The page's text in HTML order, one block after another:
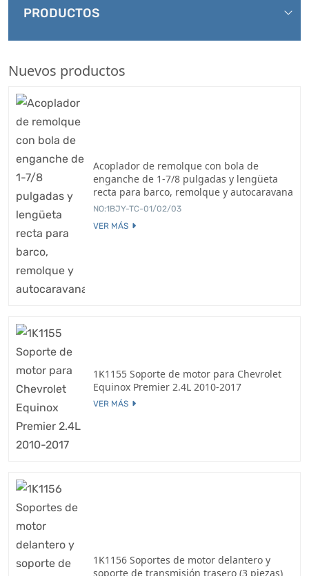
PRODUCTOS
Nuevos productos
Acoplador de remolque con bola de
enganche de 1-7/8 pulgadas y lengüeta
recta para barco, remolque y autocaravana
NO:1BJY-TC-01/02/03
VER MÁS
1K1155 Soporte de motor para Chevrolet
Equinox Premier 2.4L 2010-2017
VER MÁS
1K1156 Soportes de motor delantero y
soporte de transmisión trasero (3 piezas)